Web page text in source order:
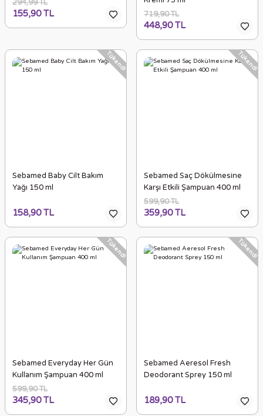
294,99 TL
155,90 TL
719,90 TL
448,90 TL
Tükendi
Sebamed Baby Cilt Bakım
Yağı 150 ml
158,90 TL
Tükendi
Sebamed Saç Dökülmesine
Karşı Etkili Şampuan 400 ml
599,90 TL
359,90 TL
Tükendi
Sebamed Everyday Her Gün
Kullanım Şampuan 400 ml
599,90 TL
345,90 TL
Tükendi
Sebamed Aeresol Fresh
Deodorant Sprey 150 ml
189,90 TL